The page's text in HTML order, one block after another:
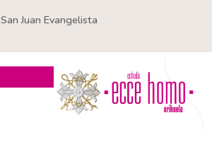
San Juan Evangelista